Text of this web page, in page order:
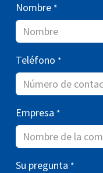
Nombre *
Teléfono *
Empresa *
Su pregunta *